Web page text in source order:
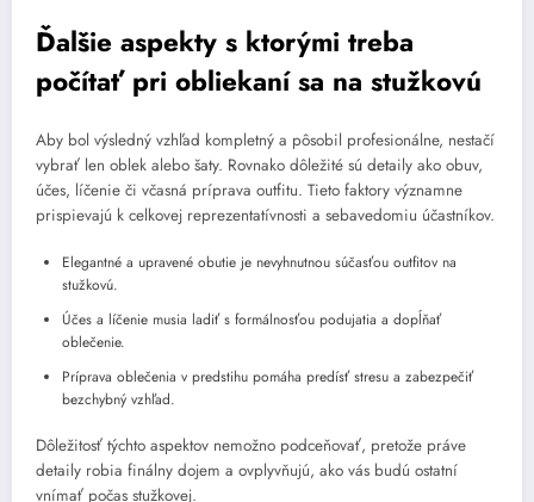
Ďalšie aspekty s ktorými treba
počítať pri obliekaní sa na stužkovú
Aby bol výsledný vzhľad kompletný a pôsobil profesionálne, nestačí
vybrať len oblek alebo šaty. Rovnako dôležité sú detaily ako obuv,
účes, líčenie či včasná príprava outfitu. Tieto faktory významne
prispievajú k celkovej reprezentatívnosti a sebavedomiu účastníkov.
Elegantné a upravené obutie je nevyhnutnou súčasťou outfitov na
stužkovú.
Účes a líčenie musia ladiť s formálnosťou podujatia a dopĺňať
oblečenie.
Príprava oblečenia v predstihu pomáha predísť stresu a zabezpečiť
bezchybný vzhľad.
Dôležitosť týchto aspektov nemožno podceňovať, pretože práve
detaily robia finálny dojem a ovplyvňujú, ako vás budú ostatní
vnímať počas stužkovej.